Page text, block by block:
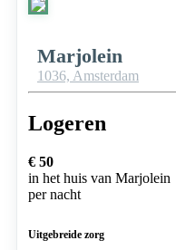
Marjolein
1036, Amsterdam
Logeren
€ 50
in het huis van Marjolein
per nacht
Uitgebreide zorg